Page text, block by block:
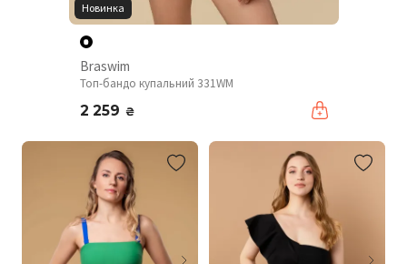
Новинка
Braswim
Топ-бандо купальний 331WM
2 259 ₴